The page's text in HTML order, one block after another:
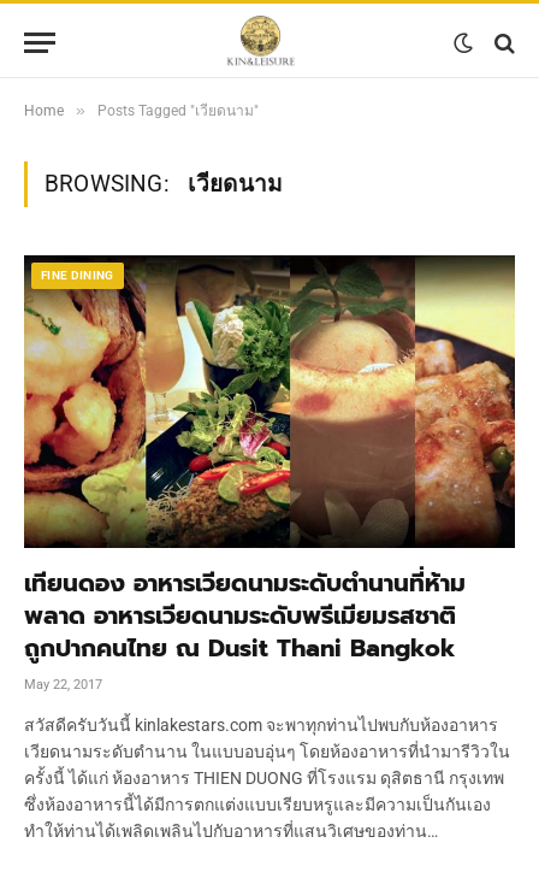
Home » Posts Tagged "เวียดนาม"
BROWSING: เวียดนาม
FINE DINING
เทียนดอง อาหารเวียดนามระดับตำนานที่ห้าม
พลาด อาหารเวียดนามระดับพรีเมียมรสชาติ
ถูกปากคนไทย ณ Dusit Thani Bangkok
May 22, 2017
สวัสดีครับวันนี้ kinlakestars.com จะพาทุกท่านไปพบกับห้องอาหาร
เวียดนามระดับตำนาน ในแบบอบอุ่นๆ โดยห้องอาหารที่นำมารีวิวใน
ครั้งนี้ ได้แก่ ห้องอาหาร THIEN DUONG ที่โรงแรม ดุสิตธานี กรุงเทพ
ซึ่งห้องอาหารนี้ได้มีการตกแต่งแบบเรียบหรูและมีความเป็นกันเอง
ทำให้ท่านได้เพลิดเพลินไปกับอาหารที่แสนวิเศษของท่าน…